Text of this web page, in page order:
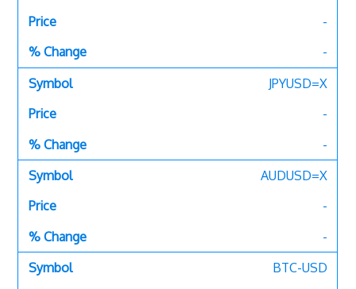
-
-
JPYUSD=X
-
-
AUDUSD=X
-
-
BTC-USD